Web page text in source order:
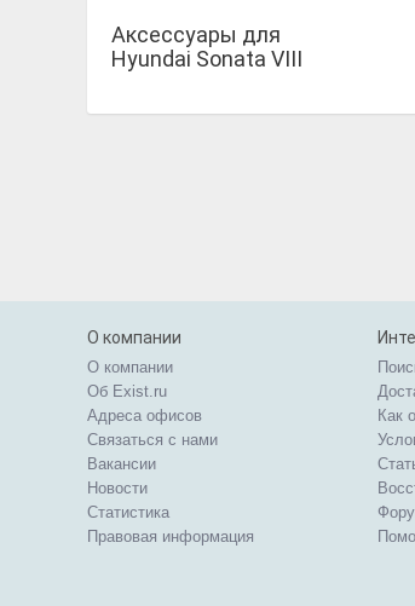
Аксессуары для
Hyundai Sonata VIII
О компании
О компании
Об Exist.ru
Адреса офисов
Связаться с нами
Вакансии
Новости
Статистика
Правовая информация
Как